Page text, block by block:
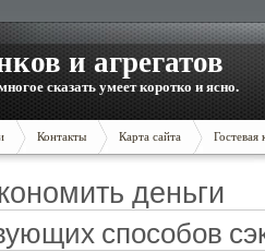
и агрегатов
сказать умеет коротко и ясно.
Контакты Карта сайта Гостевая
деньги
способов